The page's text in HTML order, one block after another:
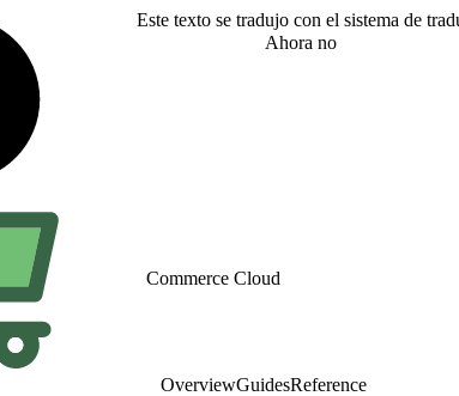
Este texto se tradujo con el sistema de
Ahora no
Commerce Cloud
OverviewGuidesReference